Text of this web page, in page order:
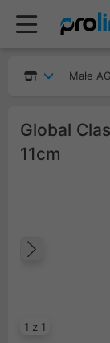
Małe
Global
11cm
1 z 1